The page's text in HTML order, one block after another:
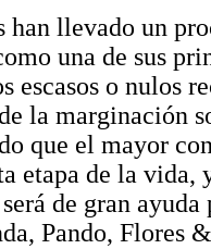
han llevado un
una de sus
escasos o nulos
la marginación
que el mayor
etapa de la
de gran
Pando, Flores